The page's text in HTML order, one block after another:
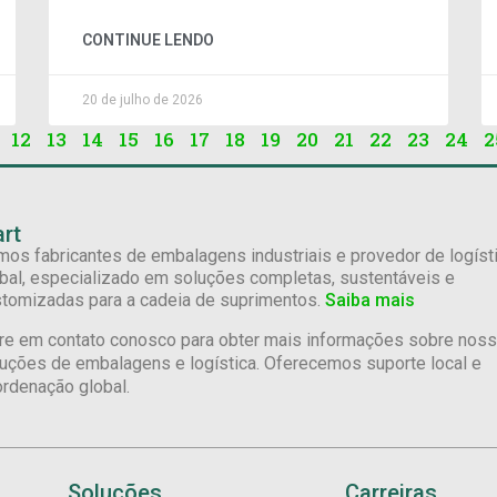
CONTINUE LENDO
20 de julho de 2026
12 13 14 15 16 17 18 19 20 21 22 23 24
fabricantes de embalagens industriais e provedor de
especializado em soluções completas, sustentáveis e
para a cadeia de suprimentos.Saiba mais
em contato conosco para obter mais informações sobre
de embalagens e logística. Oferecemos suporte local e
global.